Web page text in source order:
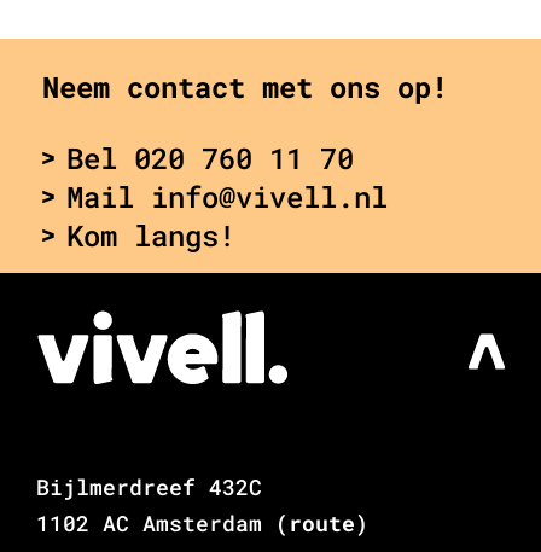
Neem contact met ons op!
Bel 020 760 11 70
Mail info@vivell.nl
Kom langs!
Bijlmerdreef 432C
1102 AC Amsterdam
(route)